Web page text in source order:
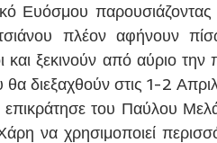
Ευόσμου παρουσιάζοντας
πλέον αφήνουν
και ξεκινούν από αύριο την
διεξαχθούν στις 1-2
του Παύλου
να χρησιμοποιεί